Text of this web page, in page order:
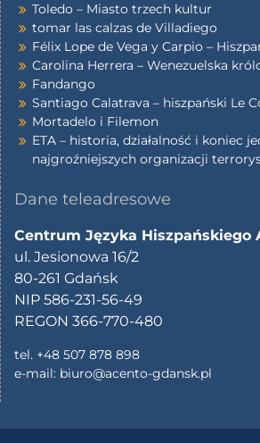
Toledo – Miasto trzech kultur
tomar las calzas de Villadiego
Félix Lope de Vega y Carpio –
Carolina Herrera – Wenezuelska
Fandango
Santiago Calatrava – hiszpański Le
Mortadelo i Filemon
ETA – historia, działalność i koniec
najgroźniejszych organizacji
Dane teleadresowe
Centrum Języka Hiszpańskiego
ul. Jesionowa 16/2
80-261 Gdańsk
NIP 586-231-56-49
REGON 366-770-480
tel. +48 507 878 898
e-mail: biuro@acento-gdansk.pl